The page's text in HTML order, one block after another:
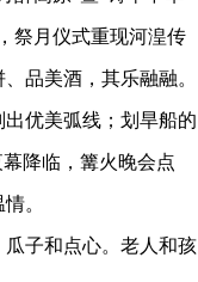
祭月仪式重现河湟传
品美酒，其乐融融。
优美弧线；划旱船的
降临，篝火晚会点
。
子和点心。老人和孩